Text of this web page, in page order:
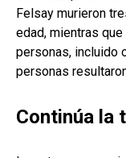
Felsay murieron
edad, mientras
personas, incluido
personas
Continúa la